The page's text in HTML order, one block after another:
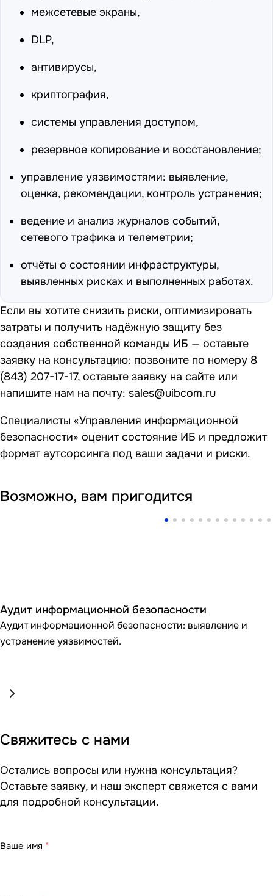
межсетевые экраны,
DLP,
антивирусы,
криптография,
системы управления доступом,
резервное копирование и восстановление;
управление уязвимостями: выявление,
оценка, рекомендации, контроль устранения;
ведение и анализ журналов событий,
сетевого трафика и телеметрии;
отчёты о состоянии инфраструктуры,
выявленных рисках и выполненных работах.
Если вы хотите снизить риски, оптимизировать
затраты и получить надёжную защиту без
создания собственной команды ИБ — оставьте
заявку на консультацию: позвоните по номеру 8
(843) 207-17-17, оставьте заявку на сайте или
напишите нам на почту: sales@uibcom.ru
Специалисты «Управления информационной
безопасности» оценит состояние ИБ и предложит
формат аутсорсинга под ваши задачи и риски.
Возможно, вам пригодится
Аудит информационной безопасности
Аудит информационной безопасности: выявление и
устранение уязвимостей.
Свяжитесь с нами
Остались вопросы или нужна консультация?
Оставьте заявку, и наш эксперт свяжется с вами
для подробной консультации.
Ваше имя *